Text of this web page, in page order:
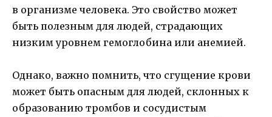
в организме человека. Это свойство может
быть полезным для людей, страдающих
низким уровнем гемоглобина или анемией.
Однако, важно помнить, что сгущение крови
может быть опасным для людей, склонных к
образованию тромбов и сосудистым